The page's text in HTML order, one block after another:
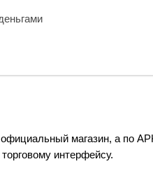
магазин, а по
интерфейсу.